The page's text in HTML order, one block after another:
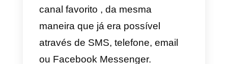
primavera de abril de 2019. Com
esse recurso, o Salesforce
disponibilizou a possibilidade de